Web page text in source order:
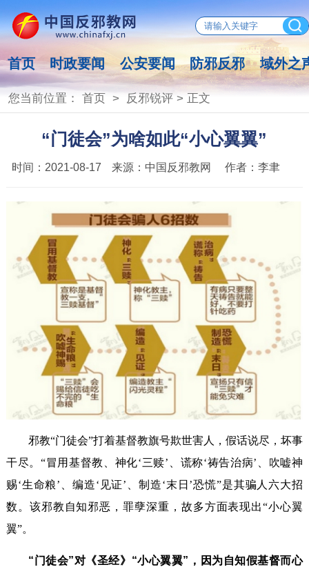
首页 时政要闻 公安要闻 防邪反邪 域外之
您当前位置： 首页> 反邪锐评> 正文
“门徒会”为啥如此“小心翼翼”
时间： 2021-08-17 来源： 中国反邪教网 作者： 李聿
邪教“门徒会”打着基督教旗号欺世害人，假话说尽，坏事
干尽。“冒用基督教、神化‘三赎’、谎称‘祷告治病’、吹嘘神
赐‘生命粮’、编造‘见证’、制造‘末日’恐慌”是其骗人六大招
数。该邪教自知邪恶，罪孽深重，故多方面表现出“小心翼
翼”。
“门徒会”对《圣经》“小心翼翼”，因为自知假基督而心